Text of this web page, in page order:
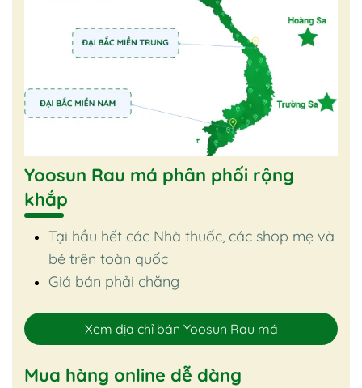
Yoosun Rau má phân phối rộng
khắp
Tại hầu hết các Nhà thuốc, các shop mẹ và
bé trên toàn quốc
Giá bán phải chăng
Xem địa chỉ bán Yoosun Rau má
Mua hàng online dễ dàng